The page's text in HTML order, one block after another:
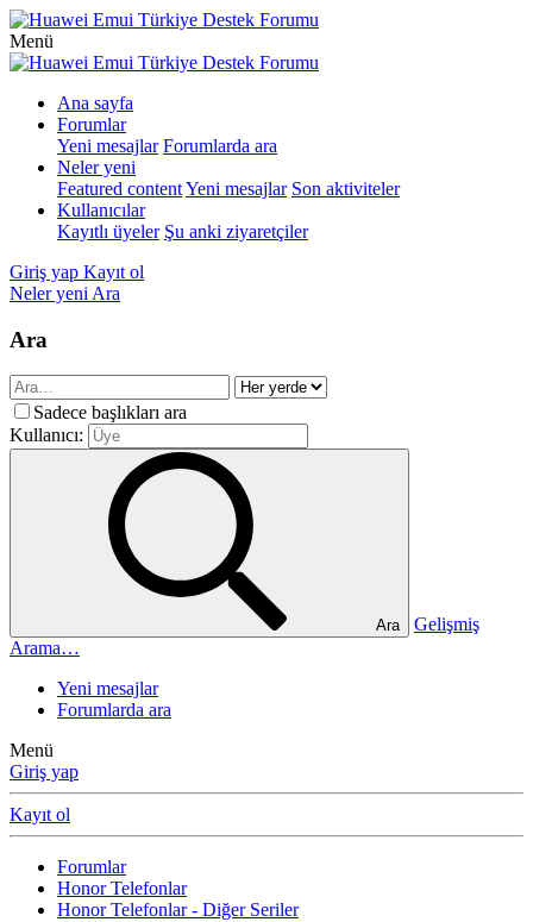
Menü
Ana sayfa
Forumlar
Yeni mesajlar Forumlarda ara
Neler yeni
Featured contentYeni mesajlar Son aktiviteler
Kullanıcılar
Kayıtlı üyeler Şu anki ziyaretçiler
Giriş yap Kayıt ol
Neler yeni Ara
Ara
Sadece başlıkları ara
Kullanıcı:
Ara
Gelişmiş
Arama…
Yeni mesajlar
Forumlarda ara
Menü
Giriş yap
Kayıt ol
Forumlar
Honor Telefonlar
Honor Telefonlar - Diğer Seriler